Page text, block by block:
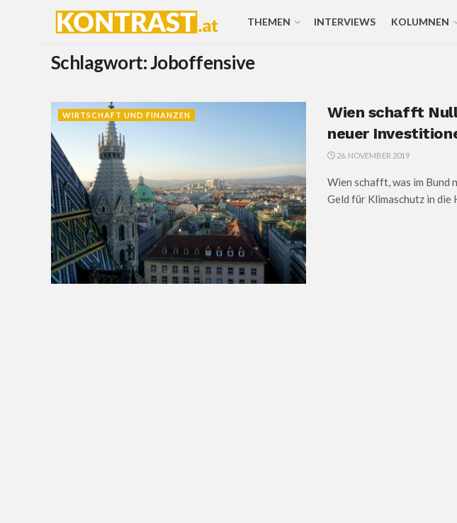
THEMEN INTERVIEWS KOLUMNEN
Schlagwort:Joboffensive
WIRTSCHAFT UND FINANZEN
Wien schafft
neuer
26. NOVEMBER 2019
Wien schafft, was im Bund
Geld für Klimaschutz in die